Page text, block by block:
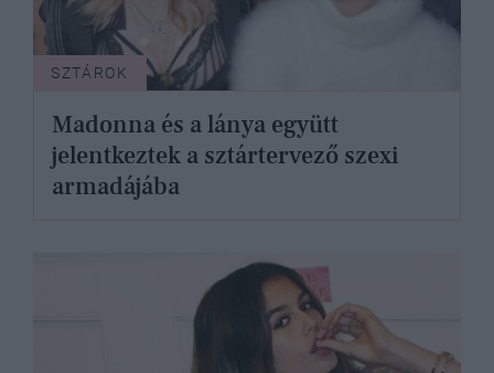
SZTÁROK
Madonna és a lánya együtt
jelentkeztek a sztártervező szexi
armadájába